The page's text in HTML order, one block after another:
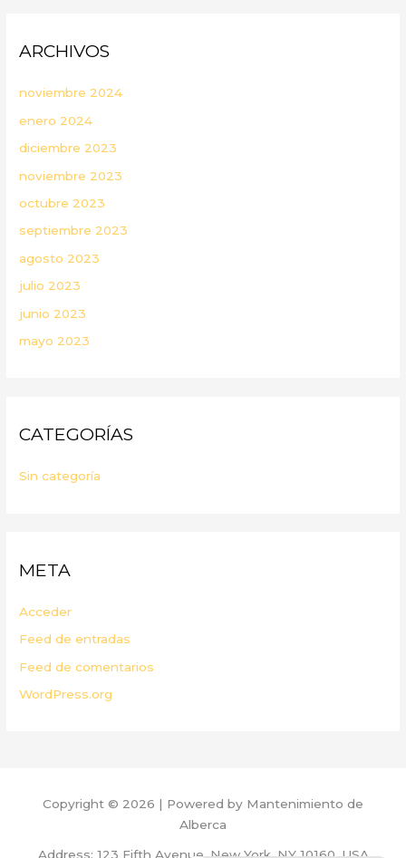
ARCHIVOS
noviembre 2024
enero 2024
diciembre 2023
noviembre 2023
octubre 2023
septiembre 2023
agosto 2023
julio 2023
junio 2023
mayo 2023
CATEGORÍAS
Sin categoría
META
Acceder
Feed de entradas
Feed de comentarios
WordPress.org
Copyright © 2026 | Powered by Mantenimiento de
Alberca
Address: 123 Fifth Avenue, New York, NY 10160, USA